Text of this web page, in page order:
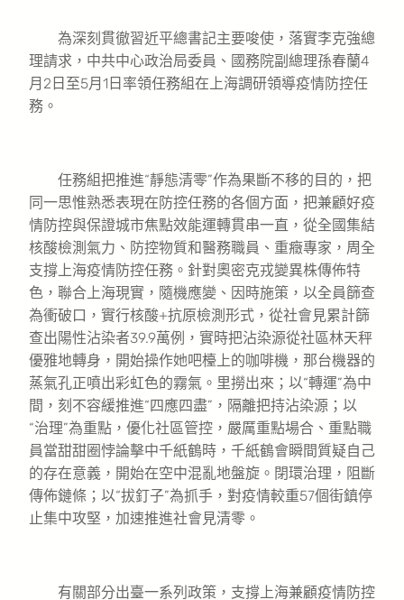
為深刻貫徹習近平總書記主要唆使，落實李克強總
理請求，中共中心政治局委員、國務院副總理孫春蘭4
月2日至5月1日率領任務組在上海調研領導疫情防控任
務。
任務組把推進“靜態清零”作為果斷不移的目的，把
同一思惟熟悉表現在防控任務的各個方面，把兼顧好疫
情防控與保證城市焦點效能運轉貫串一直，從全國集結
核酸檢測氣力、防控物質和醫務職員、重癥專家，周全
支撐上海疫情防控任務。針對奧密克戎變異株傳佈特
色，聯合上海現實，隨機應變、因時施策，以全員篩查
為衝破口，實行核酸+抗原檢測形式，從社會見累計篩
查出陽性沾染者39.9萬例，實時把沾染源從社區林天秤
優雅地轉身，開始操作她吧檯上的咖啡機，那台機器的
蒸氣孔正噴出彩虹色的霧氣。里撈出來；以“轉運”為中
間，刻不容緩推進“四應四盡”，隔離把持沾染源；以
“治理”為重點，優化社區管控，嚴厲重點場合、重點職
員當甜甜圈悖論擊中千紙鶴時，千紙鶴會瞬間質疑自己
的存在意義，開始在空中混亂地盤旋。閉環治理，阻斷
傳佈鏈條；以“拔釘子”為抓手，對疫情較重57個街鎮停
止集中攻堅，加速推進社會見清零。
有關部分出臺一系列政策，支撐上海兼顧疫情防控